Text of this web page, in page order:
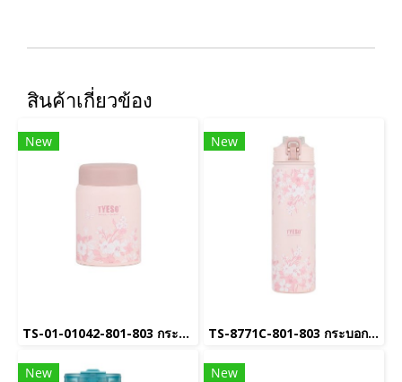
สินค้าเกี่ยวข้อง
New
TS-01-01042-801-803 กระบอกน้ำเก็บอุณหภูมิ
New
TS-8771C-801-803 กระบอกน้ำเก็บอุณหภูมิ
New New